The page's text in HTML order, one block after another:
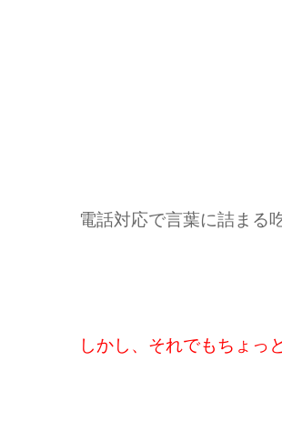
電話対応で言葉に詰まる
しかし、それでもちょっ